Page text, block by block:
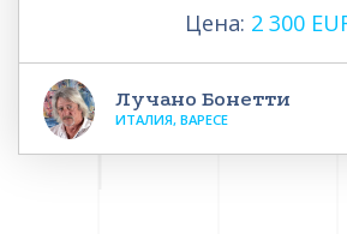
Цена: 2 300
Лучано Бонетти
ИТАЛИЯ, ВАРЕСЕ